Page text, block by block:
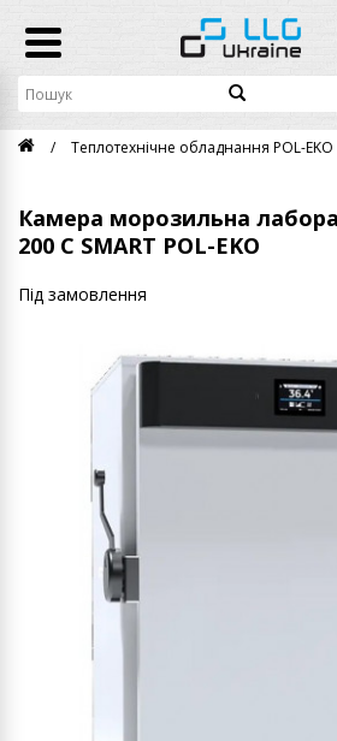
Теплотехнічне обладнання POL-EKO
Камера морозильна
200 C SMART POL-EKO
Під замовлення